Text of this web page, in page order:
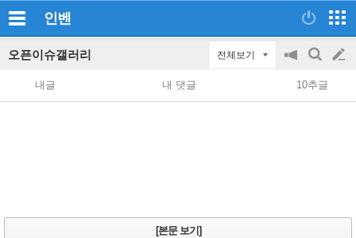
인벤
오픈이슈갤러리 전체보기
공
지
on/off
검
색
글
쓰
내글 내 댓글 10추글
[본문 보기]